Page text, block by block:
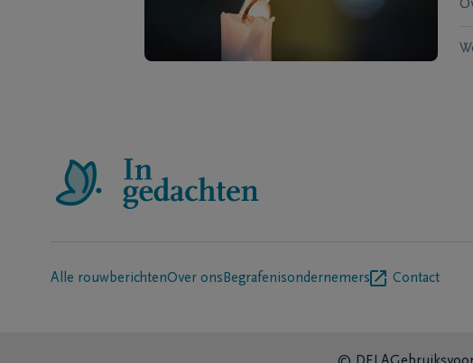
Alle rouwberichtenOver ons Begrafenisondernemers Contact